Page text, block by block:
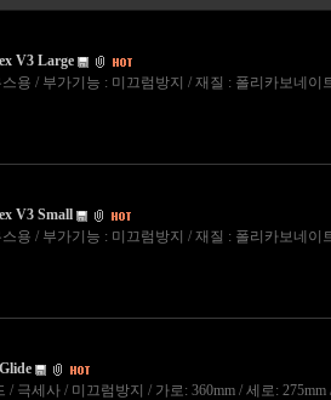
V3 Large
용 / 부가기능 : 미끄럼방지 / 재질 : 폴리카보네이
V3 Small
용 / 부가기능 : 미끄럼방지 / 재질 : 폴리카보네이
/ 극세사 / 미끄럼방지 / 가로: 360mm / 세로: 275mm